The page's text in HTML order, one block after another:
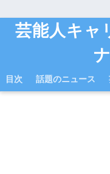
芸能人キャ
目次 話題のニュース